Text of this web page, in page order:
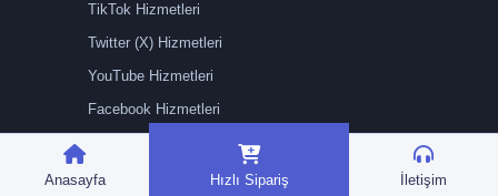
Anasayfa Hızlı Sipariş İletişim
TikTok Hizmetleri
Twitter (X) Hizmetleri
YouTube Hizmetleri
Facebook Hizmetleri
Kick Hizmetleri